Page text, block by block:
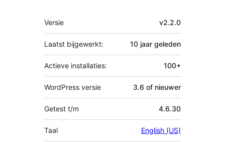
Meta
Versie v2.2.0
Laatst bijgewerkt: 10 jaar geleden
Actieve installaties: 100+
WordPress versie 3.6 of nieuwer
Getest t/m 4.6.30
Taal English (US)